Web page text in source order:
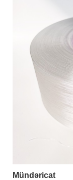
Mündəricat